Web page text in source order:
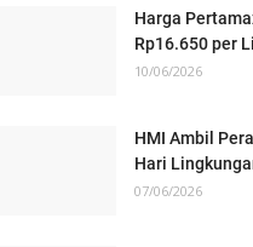
Harga
Rp16.650 per
10/06/2026
HMI Ambil
Hari
07/06/2026